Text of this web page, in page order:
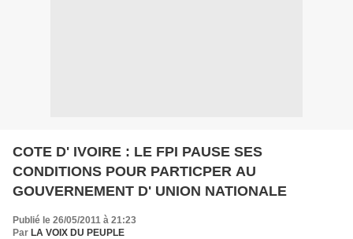
COTE D' IVOIRE : LE FPI PAUSE SES
CONDITIONS POUR PARTICPER AU
GOUVERNEMENT D' UNION NATIONALE
Publié le 26/05/2011 à 21:23
Par LA VOIX DU PEUPLE